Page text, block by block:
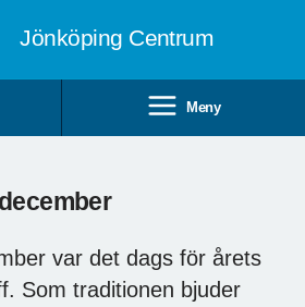
Jönköping Centrum
Meny
var det dags för årets
Som traditionen bjuder